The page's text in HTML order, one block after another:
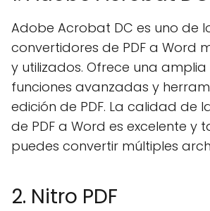
Adobe Acrobat DC es uno de
convertidores de PDF a Word
y utilizados. Ofrece una
funciones avanzadas y
edición de PDF. La calidad de
de PDF a Word es excelente y
puedes convertir múltiples
2. Nitro PDF